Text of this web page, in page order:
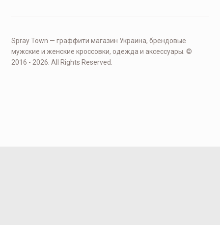
Spray Town — граффити магазин Украина, брендовые
мужские и женские кроссовки, одежда и аксессуары. ©
2016 - 2026. All Rights Reserved.